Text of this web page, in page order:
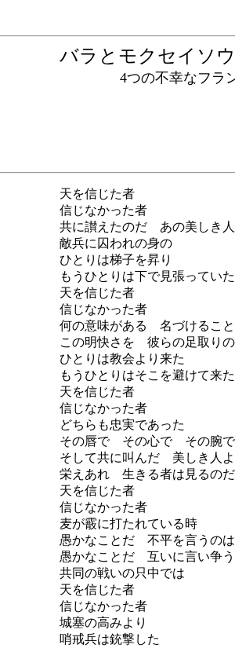
バラとモクセイ
4つの不幸なフラン
天を信じた者
信じなかった者
共に讃えたのだ あの美しき
敵兵に囚われの身の
ひとりは梯子を昇り
もうひとりは下で見張っていた
天を信じた者
信じなかった者
何の意味がある 名づけるこ
この明快さを 彼らの足取りの
ひとりは教会より来た
もうひとりはそこを避けて来た
天を信じた者
信じなかった者
どちらも忠実であった
その唇で その心で その腕で
そして共に叫んだ 美しき人よ
栄えあれ 生きる者は見るの
天を信じた者
信じなかった者
麦が霰に打たれている時
愚かなことだ 不平を言うのは
愚かなことだ 互いに言い争
共同の戦いの只中では
天を信じた者
信じなかった者
城塞の高みより
哨戒兵は銃撃した